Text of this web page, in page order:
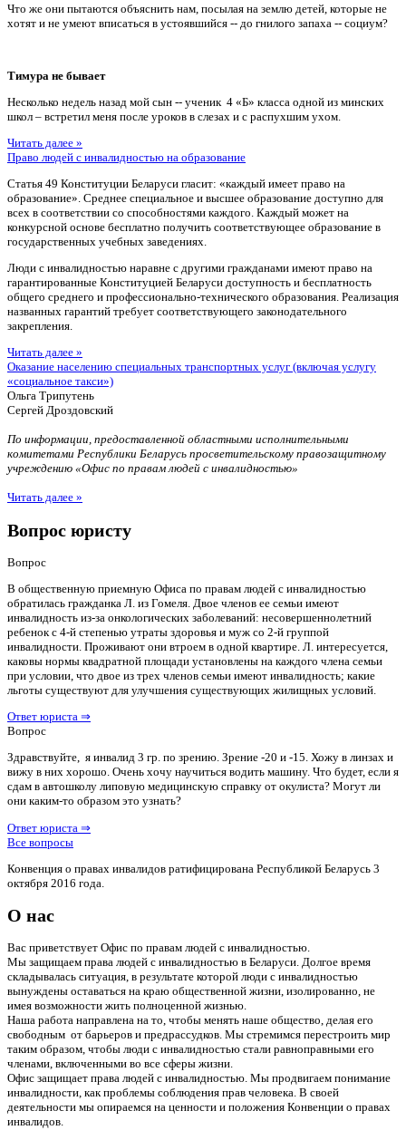
Что же они пытаются объяснить нам, посылая на землю детей, которые не
хотят и не умеют вписаться в устоявшийся -- до гнилого запаха -- социум?
Тимура не бывает
Несколько недель назад мой сын -- ученик 4 «Б» класса одной из минских
школ – встретил меня после уроков в слезах и с распухшим ухом.
Читать далее »
Право людей с инвалидностью на образование
Статья 49 Конституции Беларуси гласит: «каждый имеет право на
образование». Среднее специальное и высшее образование доступно для
всех в соответствии со способностями каждого. Каждый может на
конкурсной основе бесплатно получить соответствующее образование в
государственных учебных заведениях.
Люди с инвалидностью наравне с другими гражданами имеют право на
гарантированные Конституцией Беларуси доступность и бесплатность
общего среднего и профессионально-технического образования. Реализация
названных гарантий требует соответствующего законодательного
закрепления.
Читать далее »
Оказание населению специальных транспортных услуг (включая услугу
«социальное такси»)
Ольга Трипутень
Сергей Дроздовский
По информации, предоставленной областными исполнительными
комитетами Республики Беларусь просветительскому правозащитному
учреждению «Офис по правам людей с инвалидностью»
Читать далее »
Вопрос юристу
Вопрос
В общественную приемную Офиса по правам людей с инвалидностью
обратилась гражданка Л. из Гомеля. Двое членов ее семьи имеют
инвалидность из-за онкологических заболеваний: несовершеннолетний
ребенок с 4-й степенью утраты здоровья и муж со 2-й группой
инвалидности. Проживают они втроем в одной квартире. Л. интересуется,
каковы нормы квадратной площади установлены на каждого члена семьи
при условии, что двое из трех членов семьи имеют инвалидность; какие
льготы существуют для улучшения существующих жилищных условий.
Ответ юриста ⇒
Вопрос
Здравствуйте, я инвалид 3 гр. по зрению. Зрение -20 и -15. Хожу в линзах и
вижу в них хорошо. Очень хочу научиться водить машину. Что будет, если я
сдам в автошколу липовую медицинскую справку от окулиста? Могут ли
они каким-то образом это узнать?
Ответ юриста ⇒
Все вопросы
Конвенция о правах инвалидов ратифицирована Республикой Беларусь 3
октября 2016 года.
О нас
Вас приветствует Офис по правам людей с инвалидностью.
Мы защищаем права людей с инвалидностью в Беларуси. Долгое время
складывалась ситуация, в результате которой люди с инвалидностью
вынуждены оставаться на краю общественной жизни, изолированно, не
имея возможности жить полноценной жизнью.
Наша работа направлена на то, чтобы менять наше общество, делая его
свободным от барьеров и предрассудков. Мы стремимся перестроить мир
таким образом, чтобы люди с инвалидностью стали равноправными его
членами, включенными во все сферы жизни.
Офис защищает права людей с инвалидностью. Мы продвигаем понимание
инвалидности, как проблемы соблюдения прав человека. В своей
деятельности мы опираемся на ценности и положения Конвенции о правах
инвалидов.